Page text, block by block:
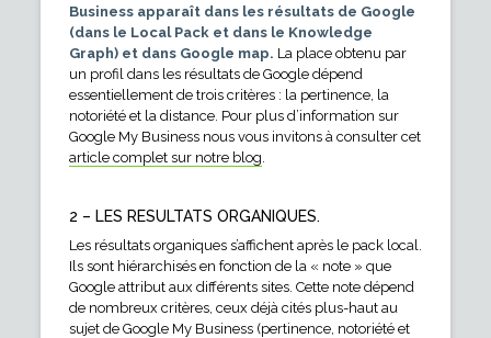
Business apparaît dans les résultats de Google
(dans le Local Pack et dans le Knowledge
Graph) et dans Google map. La place obtenu par
un profil dans les résultats de Google dépend
essentiellement de trois critères : la pertinence, la
notoriété et la distance. Pour plus d’information sur
Google My Business nous vous invitons à consulter cet
article complet sur notre blog
2 – LES RESULTATS ORGANIQUES.
Les résultats organiques s’affichent après le pack local.
Ils sont hiérarchisés en fonction de la « note » que
Google attribut aux différents sites. Cette note dépend
de nombreux critères, ceux déjà cités plus-haut au
sujet de Google My Business (pertinence, notoriété et